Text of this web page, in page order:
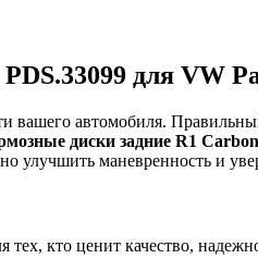
для VW
вашего автомобиля.
диски задние R1
улучшить маневренность и
кто ценит качество,